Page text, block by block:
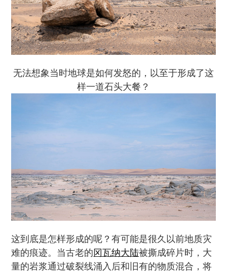
无法想象当时地球是如何发怒的，以至于形成了这
样一道石头大餐？
这到底是怎样形成的呢？有可能是很久以前地质灾
难的痕迹。当古老的冈瓦纳大陆被撕成碎片时，大
量的岩浆通过破裂线涌入后和旧有的物质混合，将